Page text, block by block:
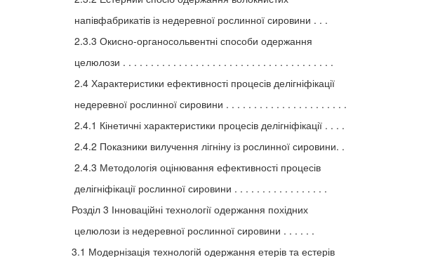
напівфабрикатів із недеревної рослинної сировини . . .
2.3.3 Окисно-органосольвентні способи одержання
целюлози . . . . . . . . . . . . . . . . . . . . . . . . . . . . . . . . . . . . . .
2.4 Характеристики ефективності процесів делігніфікації
недеревної рослинної сировини . . . . . . . . . . . . . . . . . . . . . .
2.4.1 Кінетичні характеристики процесів делігніфікації . . . .
2.4.2 Показники вилучення лігніну із рослинної сировини. .
2.4.3 Методологія оцінювання ефективності процесів
делігніфікації рослинної сировини . . . . . . . . . . . . . . . . .
Розділ 3 Інноваційні технології одержання похідних
целюлози із недеревної рослинної сировини . . . . . .
3.1 Модернізація технологій одержання етерів та естерів